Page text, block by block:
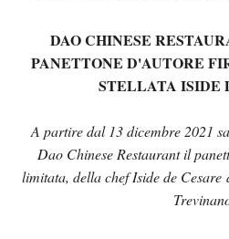
DAO CHINESE
PANETTONE D'AUTORE
STELLATA ISIDE
A partire dal 13 dicembre 2021
Dao Chinese Restaurant il
limitata, della chef Iside de